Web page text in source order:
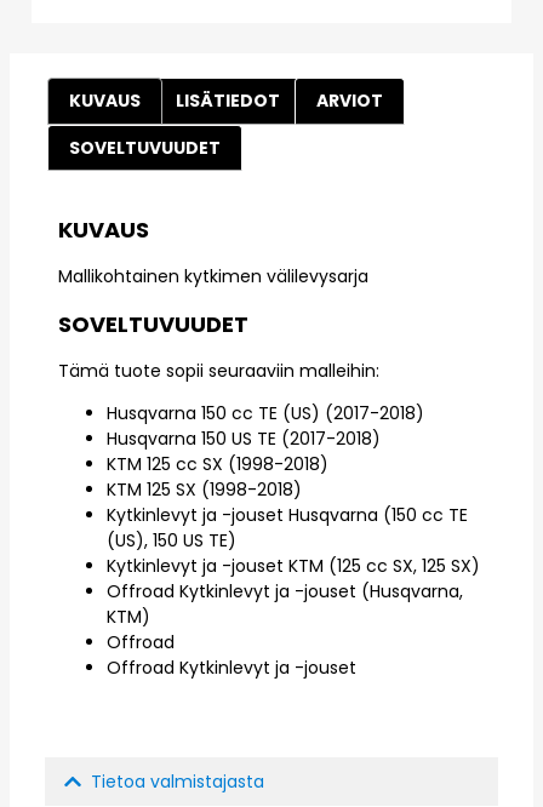
KUVAUS LISÄTIEDOT
ARVIOT
SOVELTUVUUDET
KUVAUS
Mallikohtainen kytkimen välilevysarja
SOVELTUVUUDET
Tämä tuote sopii seuraaviin malleihin:
Husqvarna 150 cc TE (US) (2017-2018)
Husqvarna 150 US TE (2017-2018)
KTM 125 cc SX (1998-2018)
KTM 125 SX (1998-2018)
Kytkinlevyt ja -jouset Husqvarna (150 cc TE
(US), 150 US TE)
Kytkinlevyt ja -jouset KTM (125 cc SX, 125 SX)
Offroad Kytkinlevyt ja -jouset (Husqvarna,
KTM)
Offroad
Offroad Kytkinlevyt ja -jouset
Tietoa valmistajasta